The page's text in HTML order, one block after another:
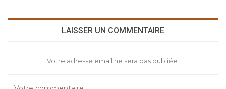
LAISSER UN COMMENTAIRE
Votre adresse email ne sera pas publiée.